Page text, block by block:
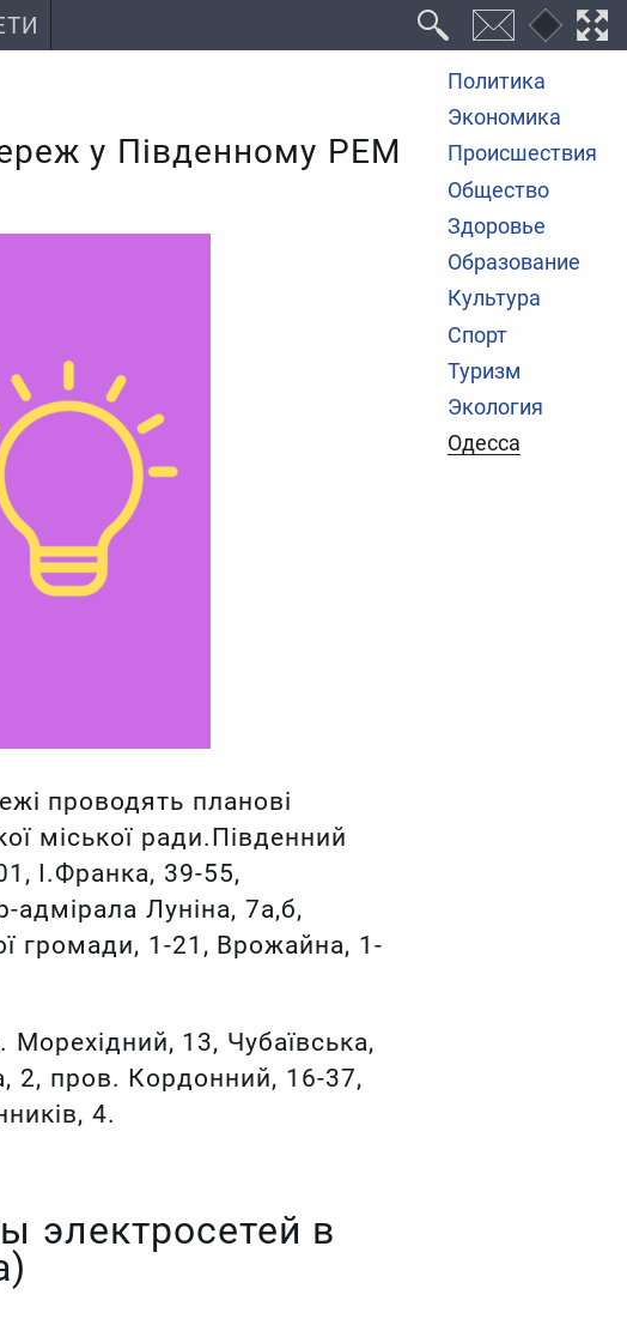
Политика
Экономика
Происшествия
Общество
Здоровье
Образование
Культура
Спорт
Туризм
Экология
Одесса
у Південному РЕМ
проводять планові
міської ради.Південний
І.Франка, 39-55,
Луніна, 7а,б,
громади, 1-21, Врожайна, 1-
13, Чубаївська,
2, пров. Кордонний, 16-37,
4.
электросетей в